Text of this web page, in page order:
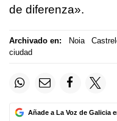
de diferenza».
Archivado en: Noia
ciudad
Añade a La Voz de Galicia